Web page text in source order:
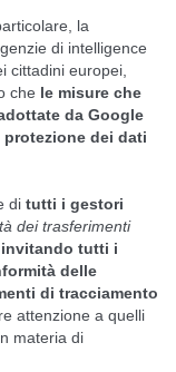
la
di intelligence
cittadini europei,
che le misure che
da Google
dei dati
di tutti i gestori
dei trasferimenti
invitando tutti i
delle
di tracciamento
attenzione a quelli
materia di